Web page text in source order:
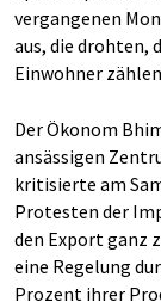
vergangenen
aus, die drohten,
Einwohner
Der Ökonom
ansässigen
kritisierte am
Protesten der
den Export ganz
eine Regelung
Prozent ihrer